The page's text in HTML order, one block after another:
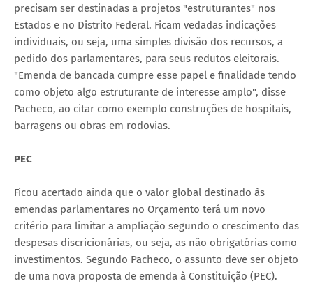
precisam ser destinadas a projetos "estruturantes" nos
Estados e no Distrito Federal. Ficam vedadas indicações
individuais, ou seja, uma simples divisão dos recursos, a
pedido dos parlamentares, para seus redutos eleitorais.
"Emenda de bancada cumpre esse papel e finalidade tendo
como objeto algo estruturante de interesse amplo", disse
Pacheco, ao citar como exemplo construções de hospitais,
barragens ou obras em rodovias.
PEC
Ficou acertado ainda que o valor global destinado às
emendas parlamentares no Orçamento terá um novo
critério para limitar a ampliação segundo o crescimento das
despesas discricionárias, ou seja, as não obrigatórias como
investimentos. Segundo Pacheco, o assunto deve ser objeto
de uma nova proposta de emenda à Constituição (PEC).